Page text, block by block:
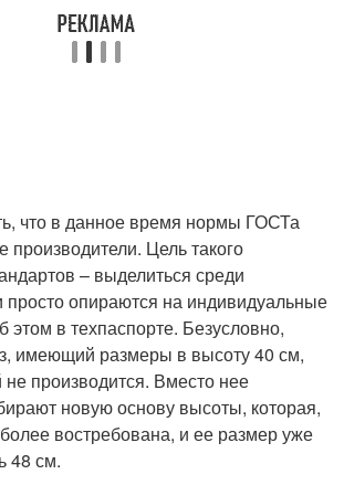
что в данное время нормы ГОСТа
производители. Цель такого
– выделиться среди
просто опираются на индивидуальные
в техпаспорте. Безусловно,
имеющий размеры в высоту 40 см,
производится. Вместо нее
новую основу высоты, которая,
востребована, и ее размер уже
48 см.